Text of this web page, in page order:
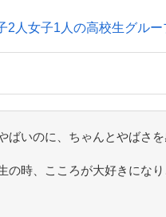
2人女子1人の高校生グルー
ばいのに、ちゃんとやばさ
の時、こころが大好きにな